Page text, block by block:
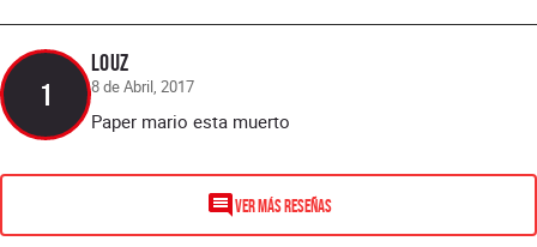
1
Louz
8 de Abril, 2017
Paper mario esta muerto
VER MÁS RESEÑAS